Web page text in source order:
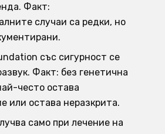
Факт:
случаи са редки, но
със сигурност се
Факт: без генетична
често остава
или остава неразкрита.
само при лечение на